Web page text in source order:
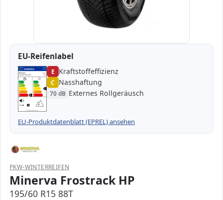
EU-Reifenlabel
ENERG 1000000
Minerva MW357
195/60 R15 88T C1
A
B
C
D
E
E
A
B
C
C
D
E
70 dB B
Verordnung (EU) 2020/740
E Kraftstoffeffizienz
C Nasshaftung
70 dB Externes Rollgeräusch
EU-Produktdatenblatt (EPREL) ansehen
PKW-WINTERREIFEN
Minerva Frostrack HP
195/60 R15 88T